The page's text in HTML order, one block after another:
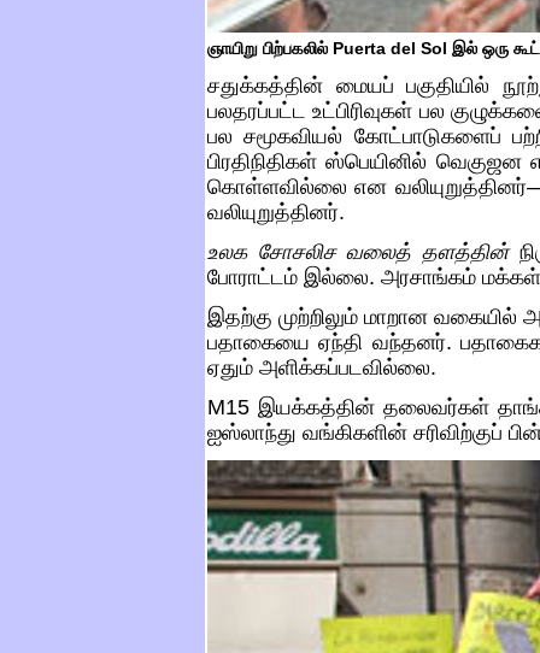
ஞாயிறு பிற்பகலில் Puerta del Sol இல் ஒரு
சதுக்கத்தின் மையப் பகுதியில்
பலதரப்பட்ட உட்பிரிவுகள் பல
பல சமூகவியல் கோட்பாடுகளைப்
பிரதிநிதிகள் ஸ்பெயினில் வெகுஜன
கொள்ளவில்லை என வலியுறுத்தினர்
வலியுறுத்தினர்.
உலக சோசலிச வலைத் தளத்தின்
போராட்டம் இல்லை. அரசாங்கம்
இதற்கு முற்றிலும் மாறான வகையில்
பதாகையை ஏந்தி வந்தனர்.
ஏதும் அளிக்கப்படவில்லை.
M15 இயக்கத்தின் தலைவர்கள்
ஐஸ்லாந்து வங்கிகளின் சரிவிற்குப்